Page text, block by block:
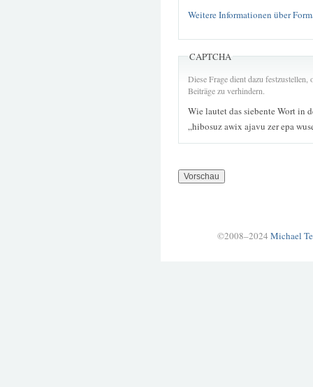
Weitere Informationen über
CAPTCHA
Diese Frage dient dazu
Beiträge zu verhindern.
Wie lautet das siebente Wort in
„hibosuz awix ajavu zer epa
©2008–2024 Michael